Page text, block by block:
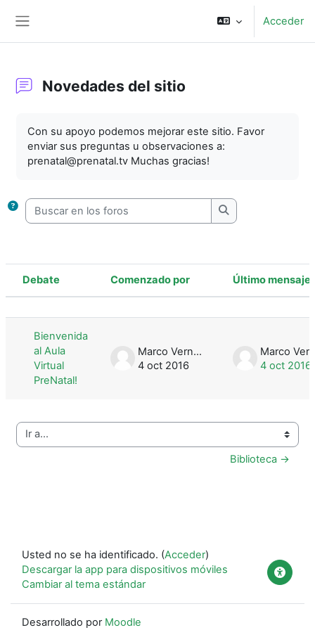
Acceder
Novedades del sitio
Con su apoyo podemos mejorar este sitio. Favor
enviar sus preguntas u observaciones a:
prenatal@prenatal.tv Muchas gracias!
Buscar en los foros
Buscar en los
Estado
Debate Comenzado por Último mensaje
Bienvenida
al Aula
Virtual
PreNatal!
Marco Vernooij
4 oct 2016
4 oct 2016
Ir a...
Biblioteca →
Usted no se ha identificado. (Acceder)
Descargar la app para dispositivos móviles
Cambiar al tema estándar
Desarrollado por Moodle